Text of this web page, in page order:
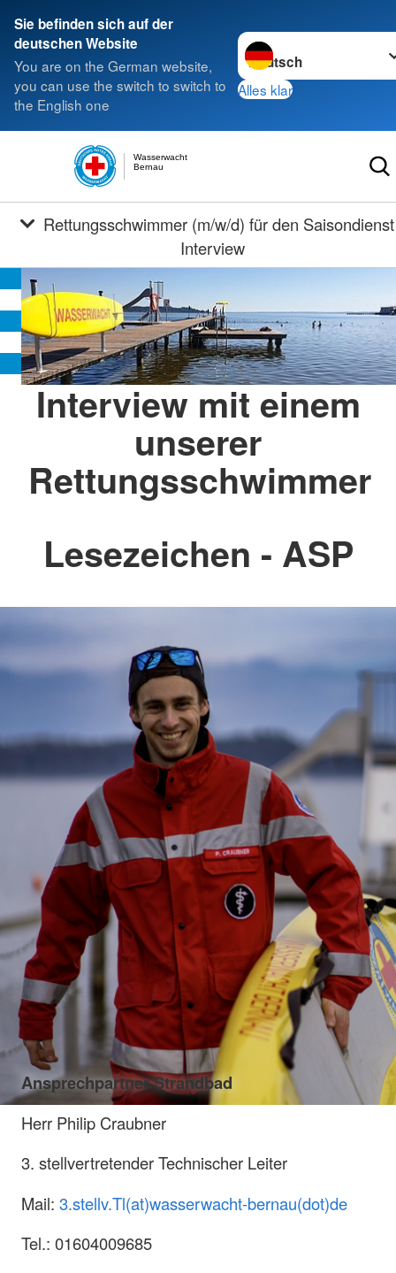
Sie befinden sich auf der
deutschen Website
You are on the German website,
you can use the switch to switch to
the English one
Sprache wechseln zu
Alles klar
Bernau
Wasserwacht
Interview
Interview mit einem
unserer
Rettungsschwimmer
Lesezeichen - ASP
Ansprechpartner Strandbad
Herr Philip Craubner
3. stellvertretender Technischer Leiter
Mail: 3.stellv.Tl(at)wasserwacht-bernau(dot)de
Tel.: 01604009685